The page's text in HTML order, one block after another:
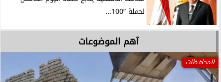
لحملة ”100...
آهم الموضوعات
المحافظات